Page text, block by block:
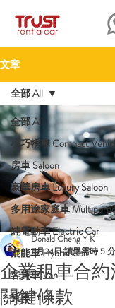
文章
全部 All
小巧轎車 Compact
房車 Saloon
豪華房車 Luxury Saloon
多用途家庭車
純電動車 Electric Car
混能車 Hybrid Car
客貨車 Van
貨車 Truck
全部 All
企業租車合
關鍵條款
Donald Cheng Y K
5月24日讀畢需時 5